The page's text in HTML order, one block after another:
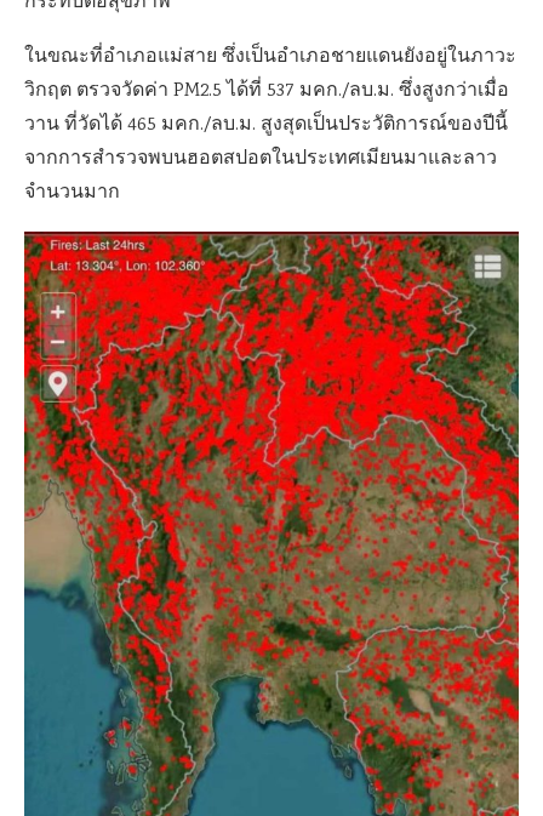
ในขณะที่อำเภอแม่สาย ซึ่งเป็นอำเภอชายแดนยังอยู่ในภาวะ
วิกฤต ตรวจวัดค่า PM2.5 ได้ที่ 537 มคก./ลบ.ม. ซึ่งสูงกว่าเมื่อ
วาน ที่วัดได้ 465 มคก./ลบ.ม. สูงสุดเป็นประวัติการณ์ของปีนี้
จากการสำรวจพบนฮอตสปอตในประเทศเมียนมาและลาว
จำนวนมาก